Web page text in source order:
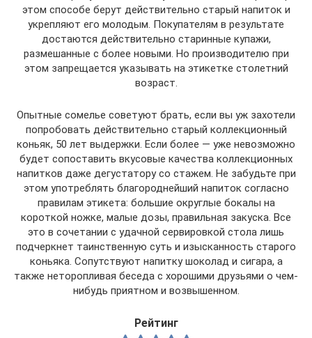
этом способе берут действительно старый напиток и
укрепляют его молодым. Покупателям в результате
достаются действительно старинные купажи,
размешанные с более новыми. Но производителю при
этом запрещается указывать на этикетке столетний
возраст.
Опытные сомелье советуют брать, если вы уж захотели
попробовать действительно старый коллекционный
коньяк, 50 лет выдержки. Если более — уже невозможно
будет сопоставить вкусовые качества коллекционных
напитков даже дегустатору со стажем. Не забудьте при
этом употреблять благороднейший напиток согласно
правилам этикета: большие округлые бокалы на
короткой ножке, малые дозы, правильная закуска. Все
это в сочетании с удачной сервировкой стола лишь
подчеркнет таинственную суть и изысканность старого
коньяка. Сопутствуют напитку шоколад и сигара, а
также неторопливая беседа с хорошими друзьями о чем-
нибудь приятном и возвышенном.
Рейтинг